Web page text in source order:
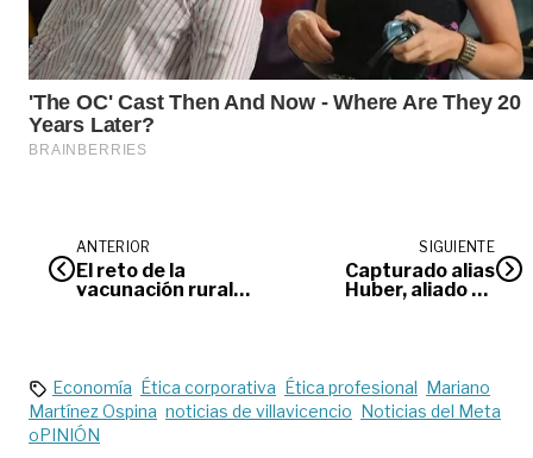
ANTERIOR
El reto de la
vacunación rural
SIGUIENTE
Capturado alias
Huber, aliado de
Economía Ética corporativa Ética profesional Mariano
Martínez Ospina noticias de villavicencio Noticias del Meta
oPINIÓN